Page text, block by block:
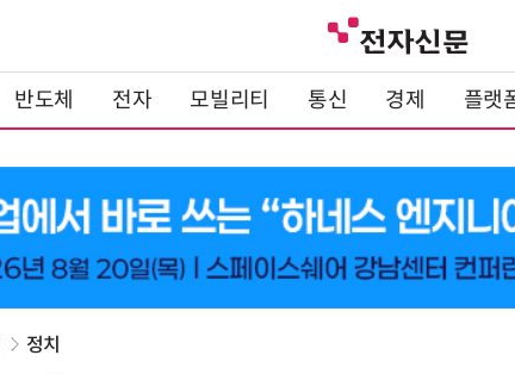
반도체 전자 모빌리티 통신 경제 플랫
정치